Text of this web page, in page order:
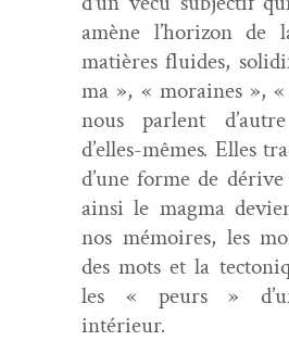
amène l’horizon de
matières flu­ides,
ma », « moraines »,
nous par­lent
d’elles-mêmes. Elles
d’une forme de
ain­si le mag­ma
nos mémoires, les
des mots et la
les « peurs »
intérieur.